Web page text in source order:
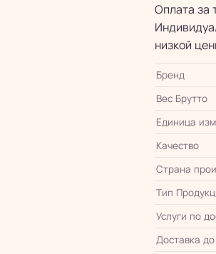
Оплата за
низкой
Бренд
Вес Брутто
Единица
Качество
Страна
Тип
Услуги по
Доставка